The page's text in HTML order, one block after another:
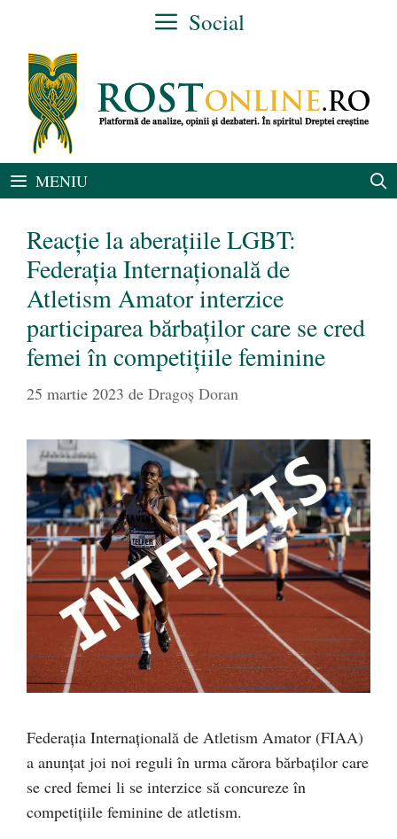
conținut
Social
MENIU
Reacție la aberațiile LGBT:
Federația Internațională de
Atletism Amator interzice
participarea bărbaților care se cred
femei în competițiile feminine
25 martie 2023 de Dragoș Doran
Federația Internațională de Atletism Amator (FIAA)
a anunțat joi noi reguli în urma cărora bărbaților care
se cred femei li se interzice să concureze în
competițiile feminine de atletism.